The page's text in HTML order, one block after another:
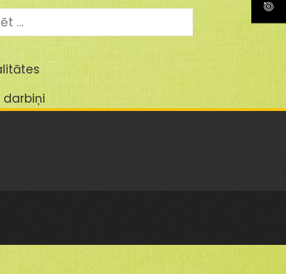
darbiņi